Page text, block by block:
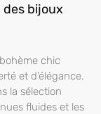
bijoux
chic
et d’élégance.
la sélection
fluides et les